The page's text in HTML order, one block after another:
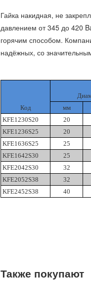
Гайка накидная, не
давлением от 345 до 420
горячим способом.
надёжных, со
Код
мм
KFE1230S20
20
KFE1236S25
20
KFE1636S25
25
KFE1642S30
25
KFE2042S30
32
KFE2052S38
32
KFE2452S38
40
Также покупают